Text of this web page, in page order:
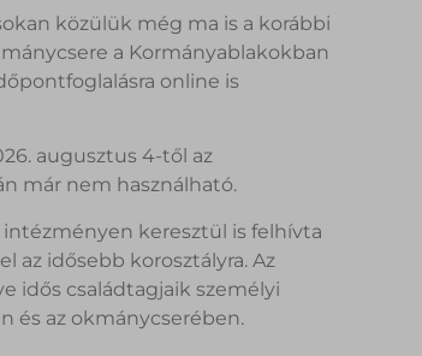
közülük még ma is a korábbi
a Kormányablakokban
online is
augusztus 4-től az
már nem használható.
keresztül is felhívta
az idősebb korosztályra. Az
idős családtagjaik személyi
és az okmánycserében.